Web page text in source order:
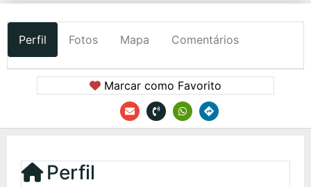
Perfil Fotos Mapa Comentários
Marcar como Favorito
Perfil